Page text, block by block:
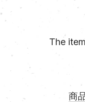
The
商